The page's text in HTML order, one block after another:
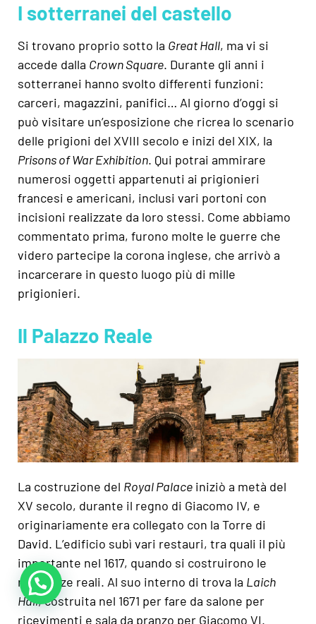
I sotterranei del castello
Si trovano proprio sotto la Great Hall, ma vi si
accede dalla Crown Square. Durante gli anni i
sotterranei hanno svolto differenti funzioni:
carceri, magazzini, panifici… Al giorno d’oggi si
può visitare un’esposizione che ricrea lo scenario
delle prigioni del XVIII secolo e inizi del XIX, la
Prisons of War Exhibition. Qui potrai ammirare
numerosi oggetti appartenuti ai prigionieri
francesi e americani, inclusi vari portoni con
incisioni realizzate da loro stessi. Come abbiamo
commentato prima, furono molte le guerre che
videro partecipe la corona inglese, che arrivò a
incarcerare in questo luogo più di mille
prigionieri.
Il Palazzo Reale
La costruzione del Royal Palace iniziò a metà del
XV secolo, durante il regno di Giacomo IV, e
originariamente era collegato con la Torre di
David. L’edificio subì vari restauri, tra quali il più
importante nel 1617, quando si costruirono le
residenze reali. Al suo interno di trova la Laich
Hall, costruita nel 1671 per fare da salone per
ricevimenti e sala da pranzo per Giacomo VI.